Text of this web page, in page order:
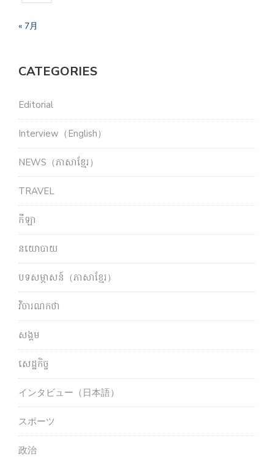
« 7月
CATEGORIES
Editorial
Interview（English）
NEWS（ភាសាខ្មែរ）
TRAVEL
កីឡា
នយោបាយ
បទសម្ភាសន៍（ភាសាខ្មែរ）
វិចារណកថា
សង្គម
សេដ្ឋកិច្ច
インタビュー（日本語）
スポーツ
政治